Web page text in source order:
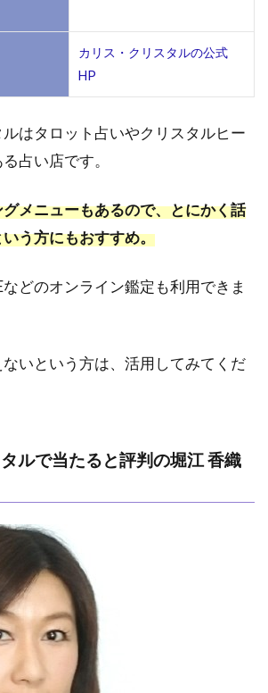
カリス・クリスタルの公式
HP
はタロット占いやクリスタルヒー
占い店です。
メニューもあるので、とにかく話
う方にもおすすめ。
などのオンライン鑑定も利用できま
いという方は、活用してみてくだ
ルで当たると評判の堀江 香織